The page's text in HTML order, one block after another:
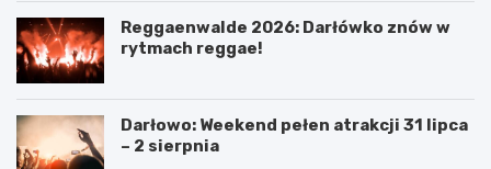
Reggaenwalde 2026: Darłówko znów w
rytmach reggae!
Darłowo: Weekend pełen atrakcji 31 lipca
– 2 sierpnia